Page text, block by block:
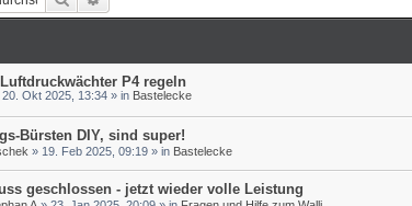
P4 regeln
20. Okt 2025, 13:34 » in Bastelecke
Bürsten DIY, sind super!
» 19. Feb 2025, 09:19 » in Bastelecke
geschlossen - jetzt wieder volle Leistung